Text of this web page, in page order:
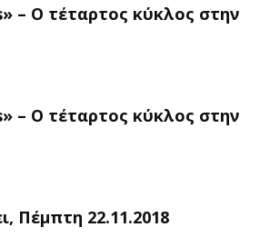
– Ο τέταρτος κύκλος στην
– Ο τέταρτος κύκλος στην
Πέμπτη 22.11.2018